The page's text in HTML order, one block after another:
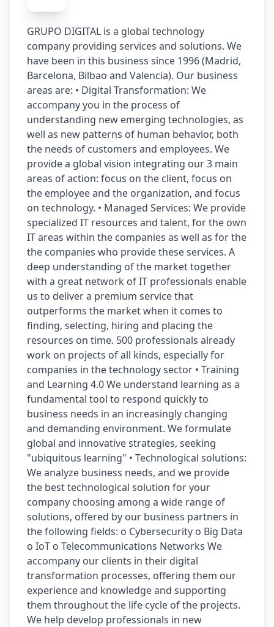
GRUPO DIGITAL is a global technology
company providing services and solutions. We
have been in this business since 1996 (Madrid,
Barcelona, ​Bilbao and Valencia). Our business
areas are: • Digital Transformation: We
accompany you in the process of
understanding new emerging technologies, as
well as new patterns of human behavior, both
the needs of customers and employees. We
provide a global vision integrating our 3 main
areas of action: focus on the client, focus on
the employee and the organization, and focus
on technology. • Managed Services: We provide
specialized IT resources and talent, for the own
IT areas within the companies as well as for the
the companies who provide these services. A
deep understanding of the market together
with a great network of IT professionals enable
us to deliver a premium service that
outperforms the market when it comes to
finding, selecting, hiring and placing the
resources on time. 500 professionals already
work on projects of all kinds, especially for
companies in the technology sector • Training
and Learning 4.0 We understand learning as a
fundamental tool to respond quickly to
business needs in an increasingly changing
and demanding environment. We formulate
global and innovative strategies, seeking
"ubiquitous learning"​ • Technological solutions:
We analyze business needs, and we provide
the best technological solution for your
company choosing among a wide range of
solutions, offered by our business partners in
the following fields: o Cybersecurity o Big Data
o IoT o Telecommunications Networks We
accompany our clients in their digital
transformation processes, offering them our
experience and knowledge and supporting
them throughout the life cycle of the projects.
We help develop professionals in new